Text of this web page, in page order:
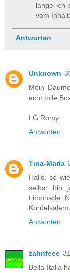
lange ich
vom
Antworten
Unknown
Mein
echt tolle
LG Romy
Antworten
Tina-Maria
Hallo, so
selbst bin
Limonade
Antworten
zahnfeee
Bella Italia